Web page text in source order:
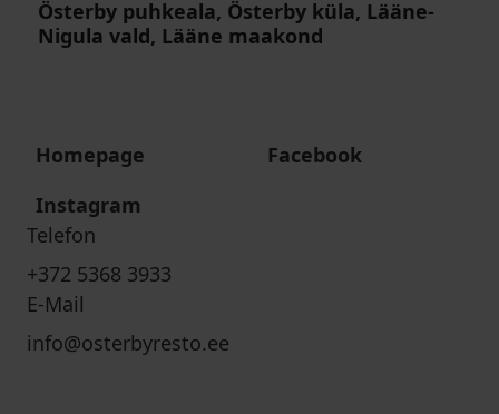
Österby puhkeala, Österby küla, Lääne-
Nigula vald, Lääne maakond
Homepage
Facebook
Instagram
Telefon
+372 5368 3933
E-Mail
info@osterbyresto.ee